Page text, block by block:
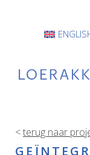
VOOR WIE
<terug naar